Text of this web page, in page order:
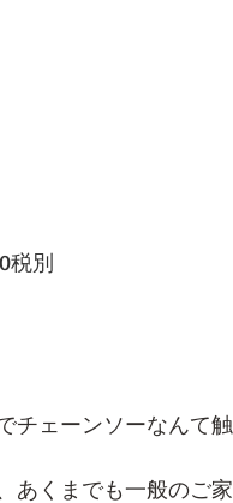
税別
チェーンソーなんて触
あくまでも一般のご家